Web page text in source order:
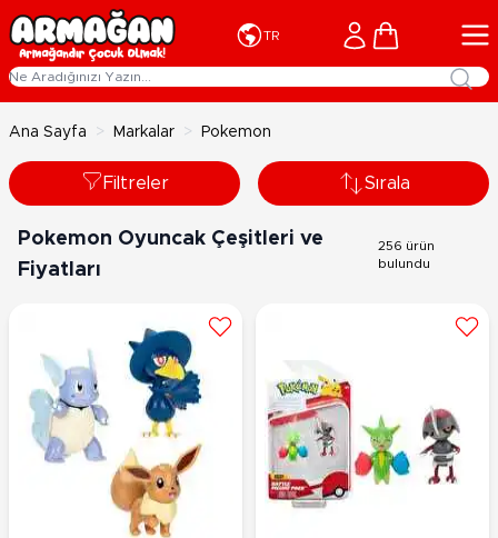
İçeriğe geç
TR Cart
Ana Sayfa > Markalar > Pokemon
Filtreler Sırala
Pokemon Oyuncak Çeşitleri ve
Fiyatları
256 ürün
bulundu